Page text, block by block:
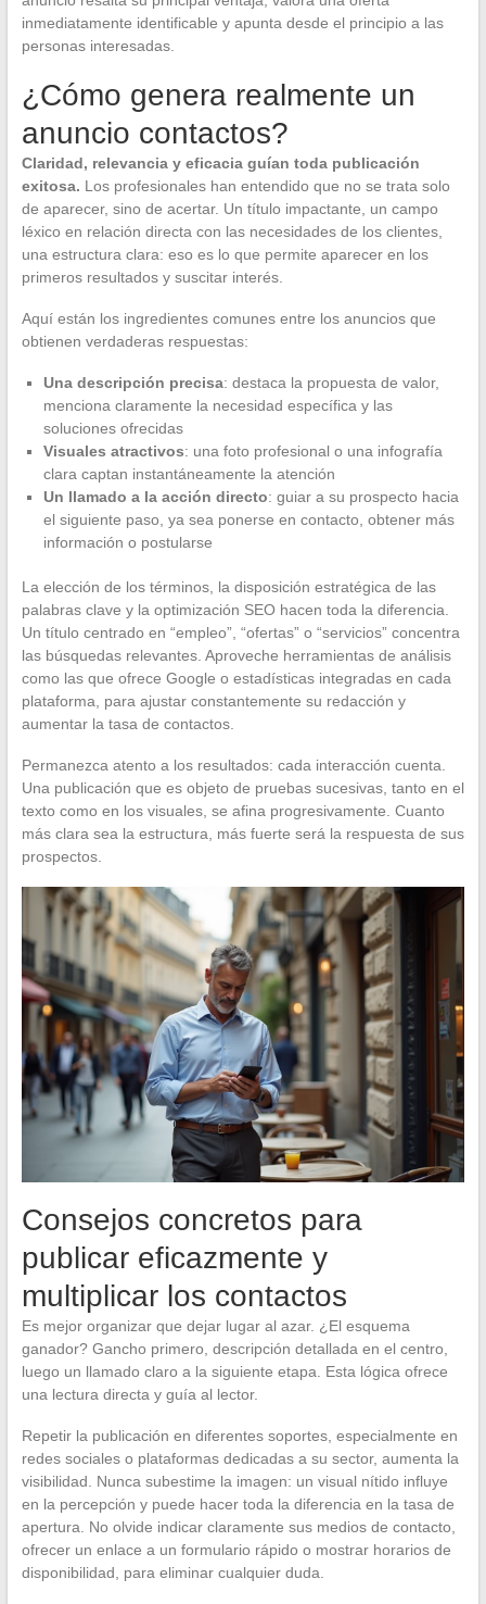
inmediatamente identificable y apunta desde el principio a las
personas interesadas.
¿Cómo genera realmente un
anuncio contactos?
Claridad, relevancia y eficacia guían toda publicación
exitosa. Los profesionales han entendido que no se trata solo
de aparecer, sino de acertar. Un título impactante, un campo
léxico en relación directa con las necesidades de los clientes,
una estructura clara: eso es lo que permite aparecer en los
primeros resultados y suscitar interés.
Aquí están los ingredientes comunes entre los anuncios que
obtienen verdaderas respuestas:
Una descripción precisa: destaca la propuesta de valor,
menciona claramente la necesidad específica y las
soluciones ofrecidas
Visuales atractivos: una foto profesional o una infografía
clara captan instantáneamente la atención
Un llamado a la acción directo: guiar a su prospecto hacia
el siguiente paso, ya sea ponerse en contacto, obtener más
información o postularse
La elección de los términos, la disposición estratégica de las
palabras clave y la optimización SEO hacen toda la diferencia.
Un título centrado en “empleo”, “ofertas” o “servicios” concentra
las búsquedas relevantes. Aproveche herramientas de análisis
como las que ofrece Google o estadísticas integradas en cada
plataforma, para ajustar constantemente su redacción y
aumentar la tasa de contactos.
Permanezca atento a los resultados: cada interacción cuenta.
Una publicación que es objeto de pruebas sucesivas, tanto en el
texto como en los visuales, se afina progresivamente. Cuanto
más clara sea la estructura, más fuerte será la respuesta de sus
prospectos.
Consejos concretos para
publicar eficazmente y
multiplicar los contactos
Es mejor organizar que dejar lugar al azar. ¿El esquema
ganador? Gancho primero, descripción detallada en el centro,
luego un llamado claro a la siguiente etapa. Esta lógica ofrece
una lectura directa y guía al lector.
Repetir la publicación en diferentes soportes, especialmente en
redes sociales o plataformas dedicadas a su sector, aumenta la
visibilidad. Nunca subestime la imagen: un visual nítido influye
en la percepción y puede hacer toda la diferencia en la tasa de
apertura. No olvide indicar claramente sus medios de contacto,
ofrecer un enlace a un formulario rápido o mostrar horarios de
disponibilidad, para eliminar cualquier duda.